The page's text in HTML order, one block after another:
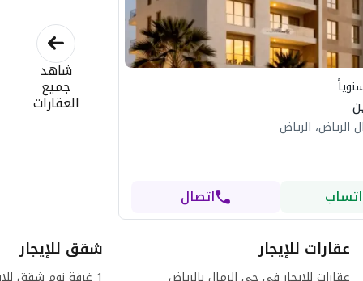
الرياض، الرياض
اتصال
شاهد
جميع
العقارات
عقارات للإيجار شقق للإيجار